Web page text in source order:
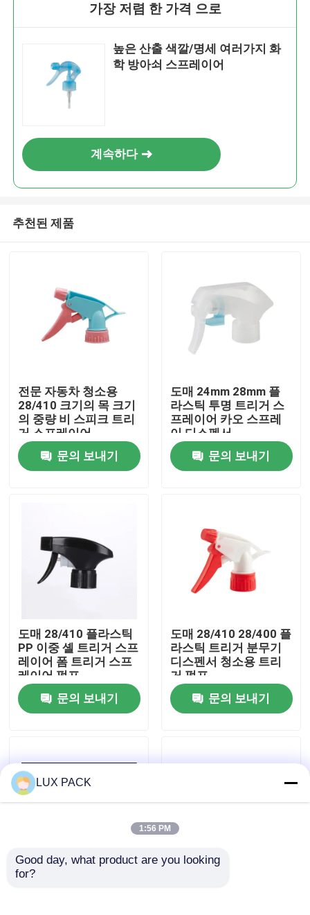
우리에 대하여
공장 여행
연락주세요
경우
가장 저렴 한 가격 으로
높은 산출 색깔/명세 여러가지 화
학 방아쇠 스프레이어
계속하다
추천된 제품
전문 자동차 청소용
28/410 크기의 목 크기
의 중량 비 스피크 트리
거 스프레이어
문의 보내기
도매 24mm 28mm 플
라스틱 투명 트리거 스
프레이어 카오 스프레
이 디스펜서
문의 보내기
도매 28/410 플라스틱
PP 이중 셸 트리거 스프
레이어 폼 트리거 스프
레이어 펌프
문의 보내기
도매 28/410 28/400 플
라스틱 트리거 분무기
디스펜서 청소용 트리
거 펌프
문의 보내기
캔디 컬러 플라스틱 트
LUX PACK
1:56 PM
Good day, what product are you looking
for?